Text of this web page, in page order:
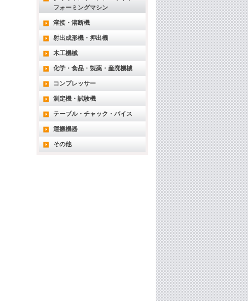
フォーミングマシン
溶接・溶断機
射出成形機・押出機
木工機械
化学・食品・製薬・産廃機械
コンプレッサー
測定機・試験機
テーブル・チャック・バイス
運搬機器
その他